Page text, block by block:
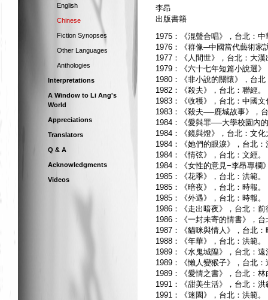
English
Chinese
Fiction Synopses
Other Languages
Anthologies
Interpretations
A Window to Li Ang's
World
Appreciations
Translators
Q & A
Acknowledgments
Videos
李昂
出版書籍
1975：《混聲合唱》，台北：
1976：《群像─中國當代藝術家
1977：《人間世》，台北：大漢
1979：《六十七年短篇小說選
1980：《非小說的關懷》，台
1982：《殺夫》，台北：聯經。
1983：《收穫》，台北：中國文
1983：《殺夫──鹿城故事》，
1984：《愛與罪──大學校園內
1984：《鏡與燈》，台北：文
1984：《她們的眼淚》，台北：
1984：《情弦》，台北：文經。
1984：《女性的意見−李昂專欄
1985：《花季》，台北：洪範。
1985：《暗夜》，台北：時報。
1985：《外遇》，台北：時報。
1986：《走出暗夜》，台北：前
1986：《一封未寄的情書》，台
1987：《貓咪與情人》，台北：
1988：《年華》，台北：洪範。
1989：《水鬼城隍》，台北：遠
1989：《懶人變猴子》，台北：
1989：《愛情之書》，台北：林
1991：《甜美生活》，台北：洪
1991：《迷園》，台北：洪範。